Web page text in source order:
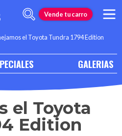
Vende tu carro
el Toyota Tundra 1794 Edition
GALERIAS
el Toyota
Edition